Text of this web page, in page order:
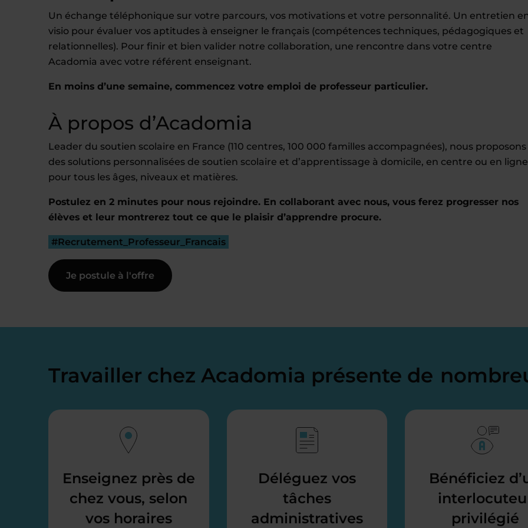
Un échange téléphonique sur votre parcours, vos motivations et votre personnalité. Un entretien
visio pour évaluer vos aptitudes à enseigner le français (compétences techniques, pédagogiques et
relationnelles). Pour finir et bien valider notre collaboration, une rencontre dans votre centre
Acadomia avec votre référent enseignant.
En moins d’une semaine, commencez votre emploi de professeur particulier.
À propos d’Acadomia
Leader du soutien scolaire en France (110 centres, 100 000 familles accompagnées), nous proposons
des solutions personnalisées de soutien scolaire et d’apprentissage à domicile, en centre ou en
pour tous les âges, niveaux et matières.
Postulez en 2 minutes pour nous rejoindre. En collaborant avec nous, vous ferez progresser nos
élèves et leur montrerez tout ce que le plaisir d’apprendre procure.
#Recrutement_Professeur_Francais
Je postule à l'offre
Travailler chez Acadomia présente de
Enseignez près de
chez vous, selon
vos horaires
Déléguez vos
tâches
administratives
Bénéficiez
privilégié